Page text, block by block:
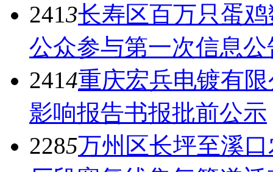
2413长寿区百万只蛋
公众参与第一次信息公
2414重庆宏兵电镀有
影响报告书报批前公示
2285万州区长坪至溪